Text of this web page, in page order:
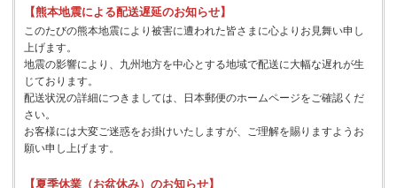
【熊本地震による配送遅延のお知らせ】
このたびの熊本地震により被害に遭われた皆さまに心よりお見舞い申し
上げます。
地震の影響により、九州地方を中心とする地域で配送に大幅な遅れが生
じております。
配送状況の詳細につきましては、日本郵便のホームページをご確認くだ
さい。
お客様には大変ご迷惑をお掛けいたしますが、ご理解を賜りますようお
願い申し上げます。
【夏季休業（お盆休み）のお知らせ】